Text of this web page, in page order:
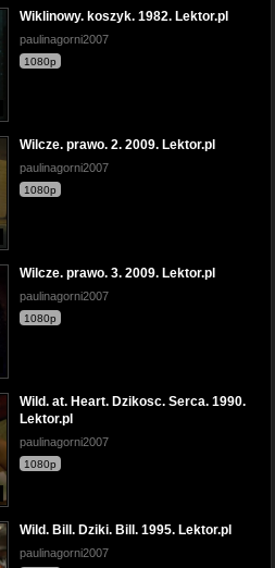
Wiklinowy. koszyk. 1982. Lektor.pl
paulinagorni2007
1080p
Wilcze. prawo. 2. 2009. Lektor.pl
paulinagorni2007
1080p
Wilcze. prawo. 3. 2009. Lektor.pl
paulinagorni2007
1080p
Wild. at. Heart. Dzikosc. Serca. 1990.
Lektor.pl
paulinagorni2007
1080p
Wild. Bill. Dziki. Bill. 1995. Lektor.pl
paulinagorni2007